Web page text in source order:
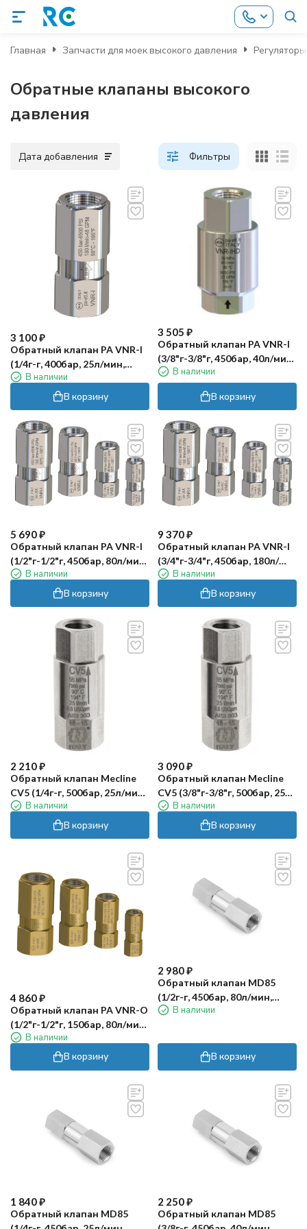
Главная Запчасти для моек высокого давления
Обратные клапаны высокого
давления
Дата добавления Фильтры
3 100₽
Обратный клапан PA VNR-I
(1/4г-г, 400бар, 25л/мин,
нерж, Viton)
В наличии
В корзину
3 505 ₽
Обратный клапан PA VNR-I
(3/8"г-3/8"г, 450бар, 40л/мин,
нерж)В наличии
В корзину
5 690₽
Обратный клапан PA VNR-I
(1/2"г-1/2"г, 450бар, 80л/мин,
нерж)В наличии
В корзину
9 370₽
Обратный клапан PA VNR-I
(3/4"г-3/4"г, 450бар, 180л/
мин, нерж)
В наличии
В корзину
2 210₽
Обратный клапан Mecline
CV5 (1/4г-г, 500бар, 25л/мин,
нерж)В наличии
В корзину
3 090₽
Обратный клапан Mecline
CV5 (3/8"г-3/8"г, 500бар, 25л/
мин, нерж)
В наличии
В корзину
4 860₽
Обратный клапан PA VNR-O
(1/2"г-1/2"г, 150бар, 80л/мин,
лат)В наличии
В корзину
2 980₽
Обратный клапан MD85
(1/2г-г, 450бар, 80л/мин,
DN10, нерж) RC
В наличии
В корзину
1 840₽
Обратный клапан MD85
2 250₽
Обратный клапан MD85